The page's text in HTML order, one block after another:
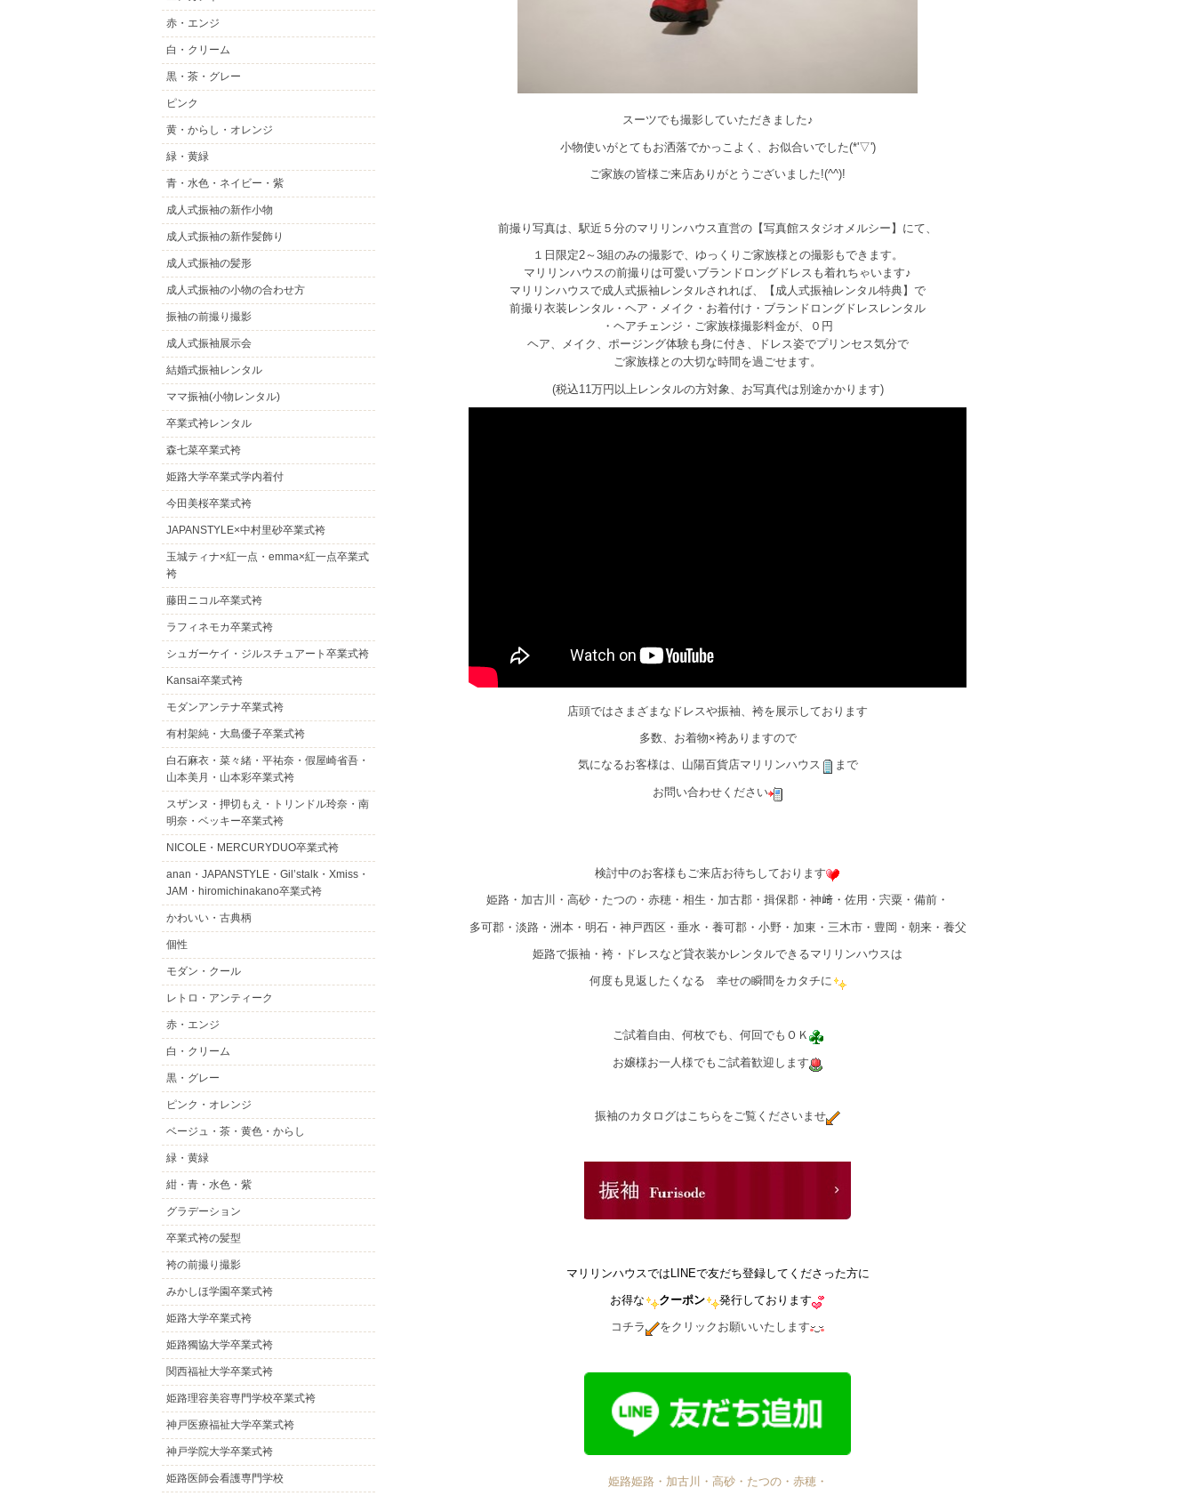
スーツでも撮影していただきました♪
小物使いがとてもお洒落でかっこよく、お似合いでした(*'▽')
ご家族の皆様ご来店ありがとうございました!(^^)!
前撮り写真は、駅近５分のマリリンハウス直営の【写真館スタジオメルシー】にて、
１日限定2～3組のみの撮影で、ゆっくりご家族様との撮影もできます。
マリリンハウスの前撮りは可愛いブランドロングドレスも着れちゃいます♪
マリリンハウスで成人式振袖レンタルされれば、【成人式振袖レンタル特典】で
前撮り衣装レンタル・ヘア・メイク・お着付け・ブランドロングドレスレンタル
・ヘアチェンジ・ご家族様撮影料金が、０円
ヘア、メイク、ポージング体験も身に付き、ドレス姿でプリンセス気分で
ご家族様との大切な時間を過ごせます。
(税込11万円以上レンタルの方対象、お写真代は別途かかります)
店頭ではさまざまなドレスや振袖、袴を展示しております
多数、お着物×袴ありますので
気になるお客様は、山陽百貨店マリリンハウス まで
お問い合わせください
検討中のお客様もご来店お待ちしております
姫路・加古川・高砂・たつの・赤穂・相生・加古郡・揖保郡・神﨑・佐用・宍粟・備前・
多可郡・淡路・洲本・明石・神戸西区・垂水・養可郡・小野・加東・三木市・豊岡・朝来・養父
姫路で振袖・袴・ドレスなど貸衣装かレンタルできるマリリンハウスは
何度も見返したくなる 幸せの瞬間をカタチに
ご試着自由、何枚でも、何回でもＯＫ
お嬢様お一人様でもご試着歓迎します
振袖のカタログはこちらをご覧くださいませ
マリリンハウスではLINEで友だち登録してくださった方に
お得な クーポン 発行しております
コチラ をクリックお願いいたします
姫路姫路・加古川・高砂・たつの・赤穂・
赤・エンジ
白・クリーム
黒・茶・グレー
ピンク
黄・からし・オレンジ
緑・黄緑
青・水色・ネイビー・紫
成人式振袖の新作小物
成人式振袖の新作髪飾り
成人式振袖の髪形
成人式振袖の小物の合わせ方
振袖の前撮り撮影
成人式振袖展示会
結婚式振袖レンタル
ママ振袖(小物レンタル)
卒業式袴レンタル
森七菜卒業式袴
姫路大学卒業式学内着付
今田美桜卒業式袴
JAPANSTYLE×中村里砂卒業式袴
玉城ティナ×紅一点・emma×紅一点卒業式
袴
藤田ニコル卒業式袴
ラフィネモカ卒業式袴
シュガーケイ・ジルスチュアート卒業式袴
Kansai卒業式袴
モダンアンテナ卒業式袴
有村架純・大島優子卒業式袴
白石麻衣・菜々緒・平祐奈・假屋崎省吾・
山本美月・山本彩卒業式袴
スザンヌ・押切もえ・トリンドル玲奈・南
明奈・ベッキー卒業式袴
NICOLE・MERCURYDUO卒業式袴
anan・JAPANSTYLE・Gil’stalk・Xmiss・
JAM・hiromichinakano卒業式袴
かわいい・古典柄
個性
モダン・クール
レトロ・アンティーク
赤・エンジ
白・クリーム
黒・グレー
ピンク・オレンジ
ベージュ・茶・黄色・からし
緑・黄緑
紺・青・水色・紫
グラデーション
卒業式袴の髪型
袴の前撮り撮影
みかしほ学園卒業式袴
姫路大学卒業式袴
姫路獨協大学卒業式袴
関西福祉大学卒業式袴
姫路理容美容専門学校卒業式袴
神戸医療福祉大学卒業式袴
神戸学院大学卒業式袴
姫路医師会看護専門学校